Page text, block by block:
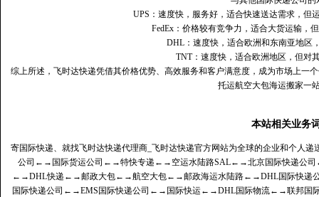
UPS：速度快，服务好，适合快速送达需求，但
FedEx：价格较有竞争力，适合大货运输，
DHL：速度快，适合欧洲和东南亚地区
TNT：速度快，适合欧洲地区，但对
综上所述，飞时达快递凭借其价格优势、高效服务和客户满意度，成为市场上一
托运航空大包海运搬家一
本站相关业务
寄国际快递、就找飞时达快递代理商_飞时达快递官方网站为全球的企业和个人递
公司 ←→ 国际货运公司 ←→特快专递 ←→ 空运水陆路SAL←→北京国际快递公司
←→DHL快递 ←→邮政大包←→航空大包←→邮政海运水陆路←→DHL国际快递
国际快递公司 ←→EMS国际快递公司 ←→ 国际快运←→DHL国际物流←→联邦国